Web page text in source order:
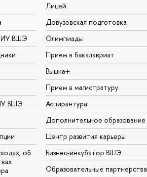
ВШЭ
ВШЭ
об
Лицей
Довузовская подготовка
Олимпиады
Прием в бакалавриат
Вышка+
Прием в магистратуру
Аспирантура
Дополнительное образование
Центр развития карьеры
Бизнес-инкубатор ВШЭ
Образовательные партнерства